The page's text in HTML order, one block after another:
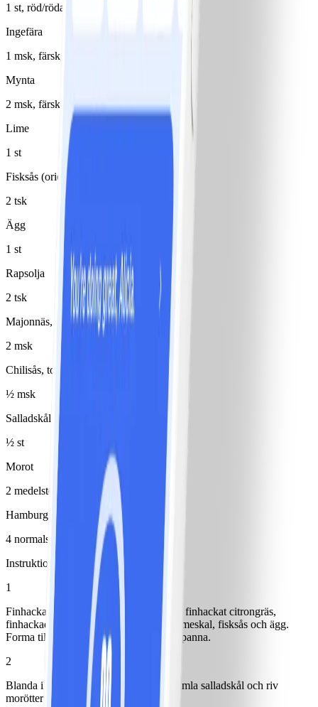
1 st, röd/röda
Ingefära
1 msk, färsk, riven
Mynta
2 msk, färsk, hackad
Lime
1 st
Fisksås (orientalisk)
2 tsk
Ägg
1 st
Rapsolja
2 tsk
Majonnäs, lätt 30%
2 msk
Chilisås, tomat
½ msk
Salladskål
½ st
Morot
2 medelstor(t)/medelstora
Hamburgerbröd
4 normalstor(t)/normalstora
Instruktioner
1
Finhacka lök och blanda ihop med färs, finhackat citrongräs,
finhackad chili, ingefära, mynta, rivet limeskal, fisksås och ägg.
Forma till 4 burgare och stek i olja i en panna.
2
Blanda ihop majonnäs och chilisås. Strimla salladskål och riv
morötter.